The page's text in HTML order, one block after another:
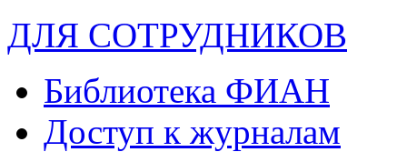
ДЛЯ СОТРУДНИКОВ
Библиотека ФИАН
Доступ к журналам